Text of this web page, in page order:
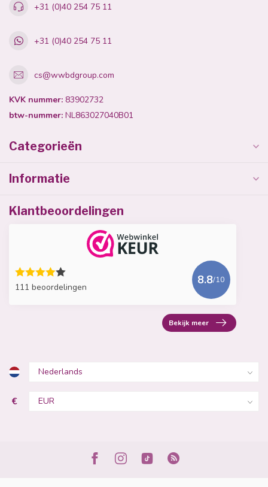
+31 (0)40 254 75 11
+31 (0)40 254 75 11
cs@wwbdgroup.com
KVK nummer: 83902732
btw-nummer: NL863027040B01
Categorieën
Informatie
Klantbeoordelingen
111 beoordelingen
8.8/10
Bekijk meer
€